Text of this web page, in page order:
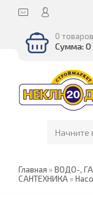
0 товаров
Сумма: 0
Главная »ВОДО-,
САНТЕХНИКА»